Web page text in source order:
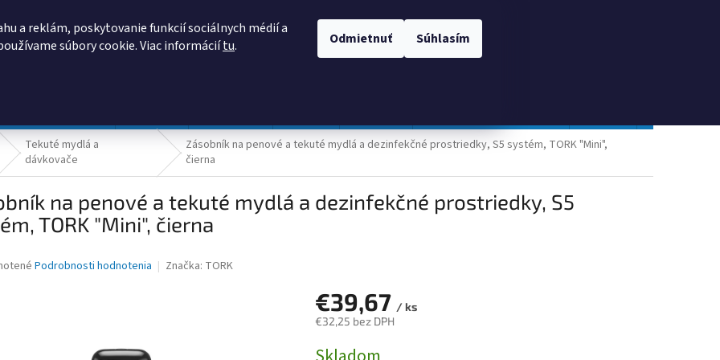
a reklám, poskytovanie funkcií sociálnych médií a
súbory cookie. Viac informáciítu. Odmietnuť Súhlasím
Tekuté mydlá a
dávkovače
Zásobník na penové a tekuté mydlá a dezinfekčné prostriedky, S5 systém, TORK "Mini",
čierna
na penové a tekuté mydlá a dezinfekčné prostriedky, S5
TORK "Mini", čierna
Podrobnosti hodnotenia Značka: TORK
€39,67 / ks
€32,25 bez DPH